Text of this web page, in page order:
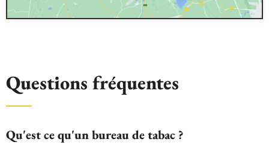
Questions fréquentes
Qu'est ce qu'un bureau de tabac ?